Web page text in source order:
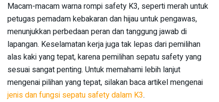
Macam-macam warna rompi safety K3, seperti merah untuk
petugas pemadam kebakaran dan hijau untuk pengawas,
menunjukkan perbedaan peran dan tanggung jawab di
lapangan. Keselamatan kerja juga tak lepas dari pemilihan
alas kaki yang tepat, karena pemilihan sepatu safety yang
sesuai sangat penting. Untuk memahami lebih lanjut
mengenai pilihan yang tepat, silakan baca artikel mengenai
jenis dan fungsi sepatu safety dalam K3.